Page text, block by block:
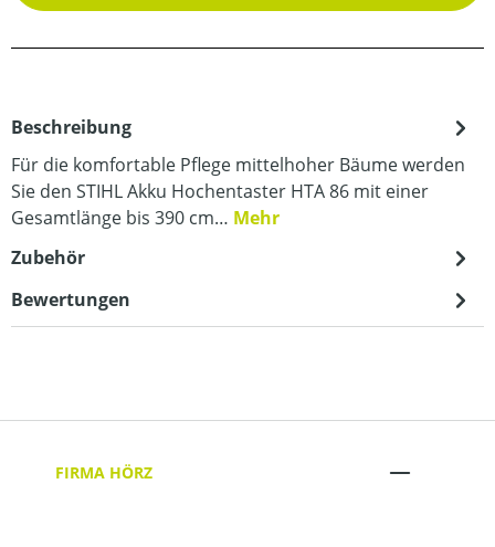
Beschreibung
Für die komfortable Pflege mittelhoher Bäume werden
Sie den STIHL Akku Hochentaster HTA 86 mit einer
Gesamtlänge bis 390 cm… Mehr
Zubehör
Bewertungen
FIRMA HÖRZ